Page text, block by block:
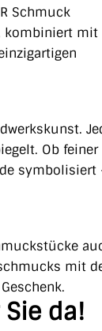
Schmuck
kombiniert mit
Ob feiner
symbolisiert
mit
da!